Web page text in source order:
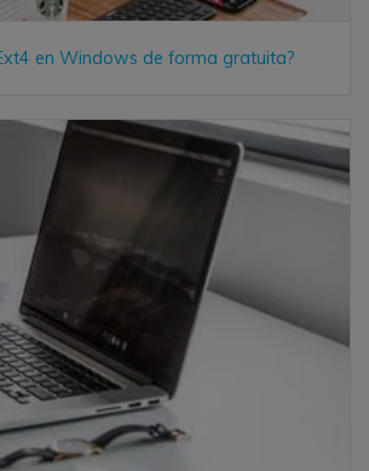
en Windows de forma gratuita?